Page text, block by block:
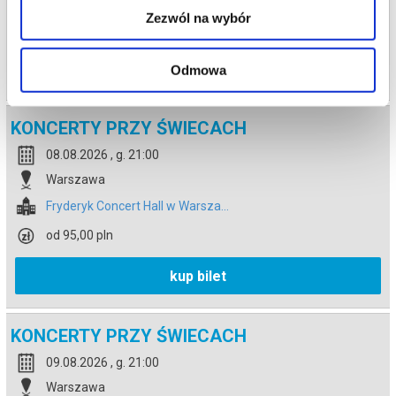
Zezwól na wybór
Odmowa
kup bilet
KONCERTY PRZY ŚWIECACH
08.08.2026 , g. 21:00
Warszawa
Fryderyk Concert Hall w Warsza...
od 95,00 pln
kup bilet
KONCERTY PRZY ŚWIECACH
09.08.2026 , g. 21:00
Warszawa